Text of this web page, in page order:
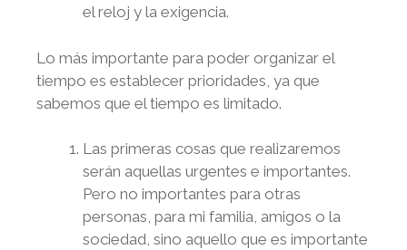
el reloj y la exigencia.
Lo más importante para poder organizar el
tiempo es establecer prioridades, ya que
sabemos que el tiempo es limitado.
Las primeras cosas que realizaremos
serán aquellas urgentes e importantes.
Pero no importantes para otras
personas, para mi familia, amigos o la
sociedad, sino aquello que es importante